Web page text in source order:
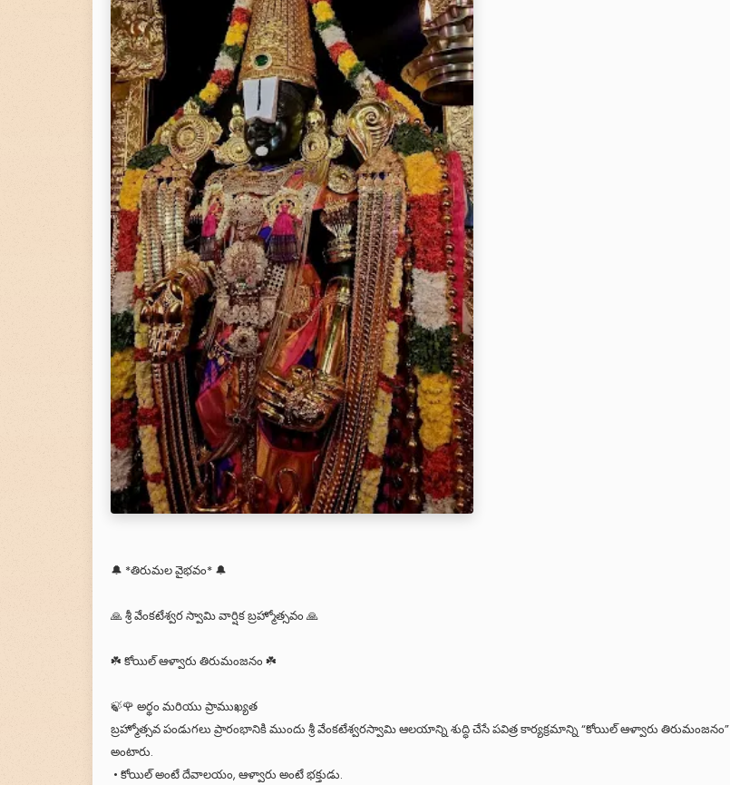
🔔 *తిరుమల వైభవం* 🔔
🙏 శ్రీ వేంకటేశ్వర స్వామి వార్షిక బ్రహ్మోత్సవం 🙏
☘️ కోయిల్ ఆళ్వారు తిరుమంజనం ☘️
🍃🌹 అర్థం మరియు ప్రాముఖ్యత
బ్రహ్మోత్సవ పండుగలు ప్రారంభానికి ముందు శ్రీ వేంకటేశ్వరస్వామి ఆలయాన్ని శుద్ధి చేసే పవిత్ర కార్యక్రమాన్ని “కోయిల్ ఆళ్వారు తిరుమంజనం”
అంటారు.
• కోయిల్ అంటే దేవాలయం, ఆళ్వారు అంటే భక్తుడు.